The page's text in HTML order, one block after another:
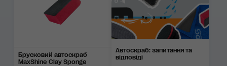
Брусковий автоскраб
MaxShine Clay Sponge
Автоскраб: запитання та
відповіді